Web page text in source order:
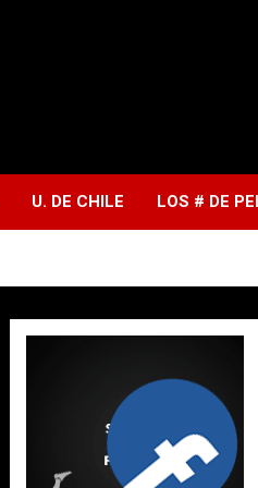
U. DE CHILE LOS # DE